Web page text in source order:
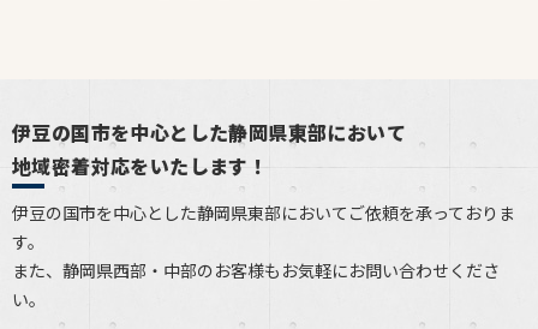
伊豆の国市を中心とした静岡県東部において
地域密着対応をいたします！
伊豆の国市を中心とした静岡県東部においてご依頼を承っておりま
す。
また、静岡県西部・中部のお客様もお気軽にお問い合わせくださ
い。